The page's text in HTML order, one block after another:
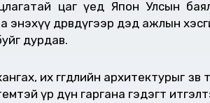
цаг үед Япон Улсын
энэхүү дөрөвдүгээр дэд ажлын
дурдав.
их өгөгдлийн
үр дүн гаргана гэдэгт